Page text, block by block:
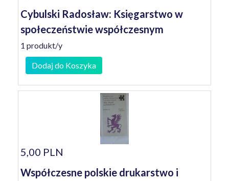
Cybulski Radosław: Księgarstwo w
społeczeństwie współczesnym
1 produkt/y
Dodaj do Koszyka
5,00 PLN
Współczesne polskie drukarstwo i